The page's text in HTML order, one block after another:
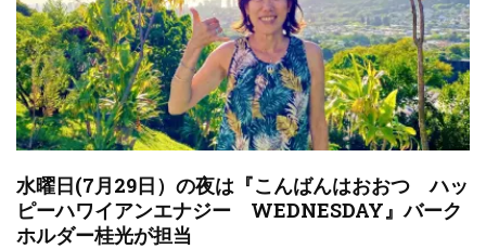
水曜日(7月29日）の夜は『こんばんはおおつ ハッ
ピーハワイアンエナジー WEDNESDAY』バーク
ホルダー桂光が担当